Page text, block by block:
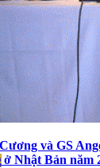
và GS
Nhật Bản năm